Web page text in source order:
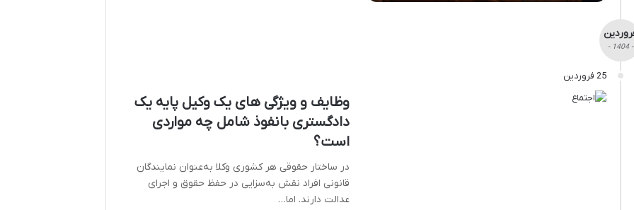
- 1404 -
25 فروردین
وظایف و ویژگی های یک وکیل پایه یک
دادگستری بانفوذ شامل چه مواردی
است؟
در ساختار حقوقی هر کشوری وکلا به‌عنوان نمایندگان
قانونی افراد نقش به‌سزایی در حفظ حقوق و اجرای
عدالت دارند. اما…